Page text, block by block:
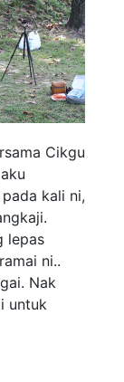
Cikgu
pada kali ni,
lepas
ni..
Nak
untuk